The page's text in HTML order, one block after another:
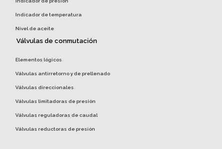
Indicador de temperatura
Nivel de aceite
Válvulas de conmutación
Elementos lógicos
Válvulas antirretorno y de prellenado
Válvulas direccionales
Válvulas limitadoras de presión
Válvulas reguladoras de caudal
Válvulas reductoras de presión